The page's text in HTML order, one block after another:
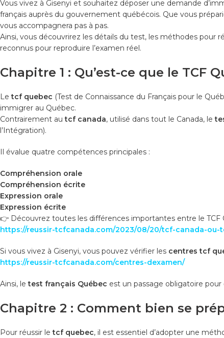
Vous vivez à Gisenyi et souhaitez déposer une demande
français auprès du gouvernement québécois. Que vous
vous accompagnera pas à pas.
Ainsi, vous découvrirez les détails du test, les méthodes pour
reconnus pour reproduire l’examen réel.
Chapitre 1 : Qu’est-ce que le TCF
Letcf quebec (Test de Connaissance du Français pour le
immigrer au Québec.
Contrairement autcf canada, utilisé dans tout le Canada, le
l’Intégration).
Il évalue quatre compétences principales :
Compréhension orale
Compréhension écrite
Expression orale
Expression écrite
👉 Découvrez toutes les différences importantes entre le TCF
https://reussir-tcfcanada.com/2023/08/20/tcf-canada-
Si vous vivez à Gisenyi, vous pouvez vérifier les centres tcf
https://reussir-tcfcanada.com/centres-dexamen/
Ainsi, letest français Québec est un passage obligatoire
Chapitre 2 : Comment bien se
Pour réussir letcf quebec, il est essentiel d’adopter une